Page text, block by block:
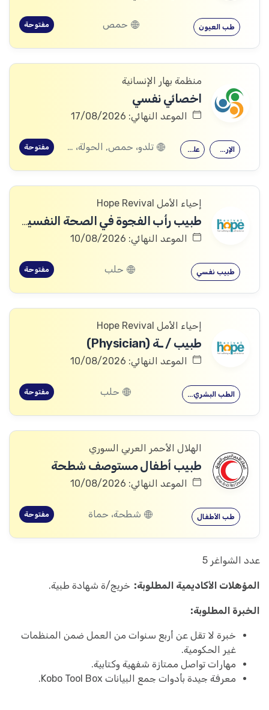
طب العيون حمص مفتوحة
منظمة بهار الإنسانية
اخصائي نفسي
الموعد النهائي: 17/08/2026
علم النفس الإرشاد النفسي تلدو، حمص, الحولة، حمص مفتوحة
إحياء الأمل Hope Revival
طبيب رأب الفجوة في الصحة النفسية (mhGAP Doctor)
الموعد النهائي: 10/08/2026
طبيب نفسي حلب مفتوحة
إحياء الأمل Hope Revival
طبيب / ـة (Physician)
الموعد النهائي: 10/08/2026
الطب البشري… حلب مفتوحة
الهلال الأحمر العربي السوري
طبيب أطفال مستوصف شطحة
الموعد النهائي: 10/08/2026
طب الأطفال شطحة، حماة مفتوحة
عدد الشواغر 5
المؤهلات الأكاديمية المطلوبة: خريج/ة شهادة طبية.
الخبرة المطلوبة:
خبرة لا تقل عن أربع سنوات من العمل ضمن المنظمات
غير الحکومية.
مهارات تواصل ممتازة شفهية وكتابية.
معرفة جيدة بأدوات جمع البيانات Kobo Tool Box.